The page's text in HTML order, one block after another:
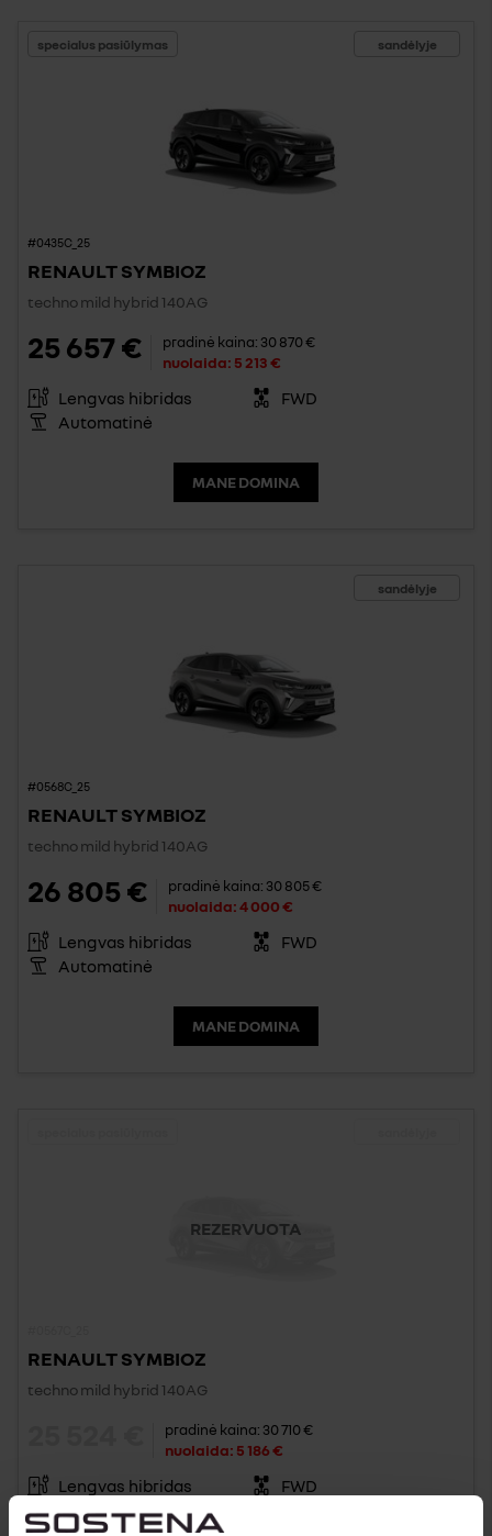
sandėlyje
specialus pasiūlymas
#0435C_25
RENAULT SYMBIOZ
techno mild hybrid 140AG
25 657 € pradinė kaina: 30 870 €
nuolaida: 5 213 €
Lengvas hibridas
FWD
Automatinė
MANE DOMINA
sandėlyje
#0568C_25
RENAULT SYMBIOZ
techno mild hybrid 140AG
26 805 € pradinė kaina: 30 805 €
nuolaida:4 000 €
Lengvas hibridas
FWD
Automatinė
MANE DOMINA
REZERVUOTA
RENAULT SYMBIOZ
techno mild hybrid 140AG
pradinė kaina: 30 710 €
nuolaida: 5 186 €
Lengvas hibridas
FWD
Automatinė